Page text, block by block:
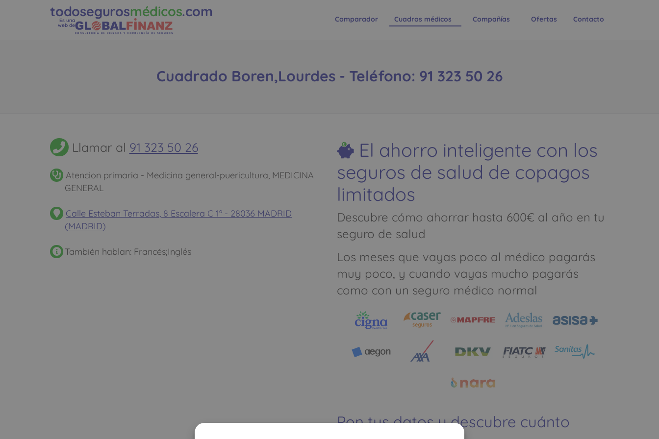
todosegurosmédicos.com
Es una
web de
Comparador Cuadros médicos Compañías Ofertas Contacto
Cuadrado Boren,Lourdes - Teléfono: 91 323 50 26
Llamar al 91 323 50 26
Atencion primaria - Medicina general-puericultura, MEDICINA
GENERAL
Calle Esteban Terradas, 8 Escalera C 1º - 28036 MADRID
(MADRID)
También hablan: Francés;Inglés
El ahorro inteligente con los
seguros de salud de copagos
limitados
Descubre cómo ahorrar hasta 600€ al año en tu
seguro de salud
Los meses que vayas poco al médico pagarás
muy poco, y cuando vayas mucho pagarás
como con un seguro médico normal
Pon tus datos y descubre cuánto